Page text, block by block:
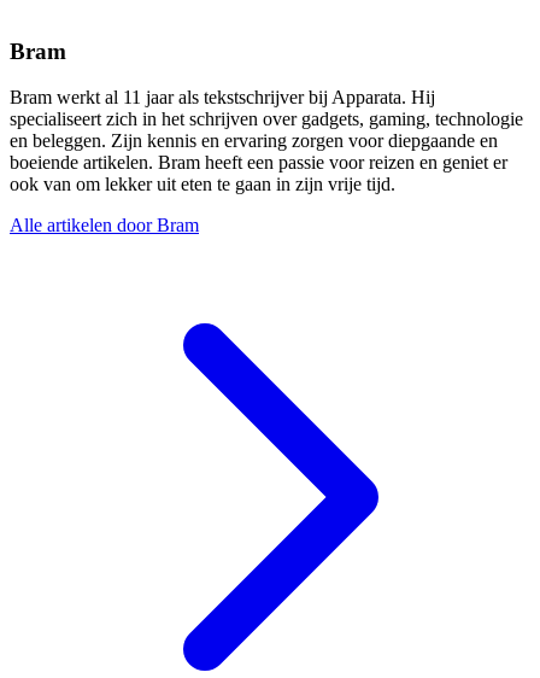
Bram
Bram werkt al 11 jaar als tekstschrijver bij Apparata. Hij
specialiseert zich in het schrijven over gadgets, gaming, technologie
en beleggen. Zijn kennis en ervaring zorgen voor diepgaande en
boeiende artikelen. Bram heeft een passie voor reizen en geniet er
ook van om lekker uit eten te gaan in zijn vrije tijd.
Alle artikelen door Bram